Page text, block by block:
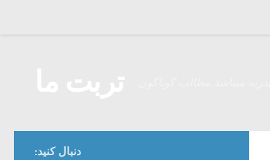
دنبال کنید: